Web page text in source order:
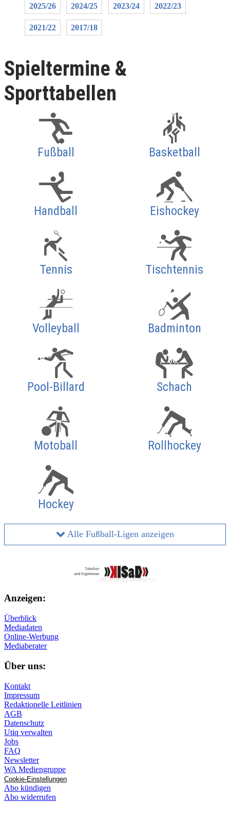
2025/26 2024/25 2023/24 2022/23
2021/22 2017/18
Spieltermine &
Sporttabellen
Fußball Basketball
Handball Eishockey
Tennis Tischtennis
Volleyball Badminton
Pool-Billard Schach
Motoball Rollhockey
Hockey
Alle Fußball-Ligen anzeigen
Anzeigen:
Überblick
Mediadaten
Online-Werbung
Mediaberater
Über uns:
Kontakt
Impressum
Redaktionelle Leitlinien
AGB
Datenschutz
Utiq verwalten
Jobs
FAQ
Newsletter
WA Mediengruppe
Cookie-Einstellungen
Abo kündigen
Abo widerrufen